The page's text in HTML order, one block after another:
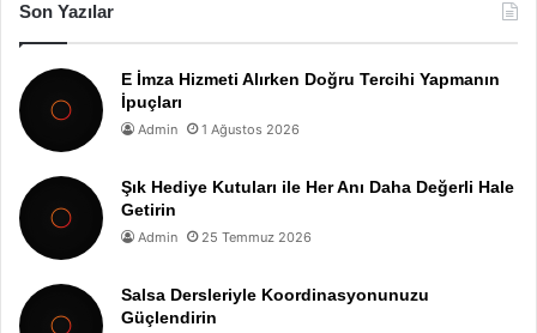
Son Yazılar
E İmza Hizmeti Alırken Doğru Tercihi Yapmanın
İpuçları
Admin 1 Ağustos 2026
Şık Hediye Kutuları ile Her Anı Daha Değerli Hale
Getirin
Admin 25 Temmuz 2026
Salsa Dersleriyle Koordinasyonunuzu
Güçlendirin